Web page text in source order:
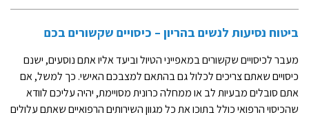
ביטוח נסיעות לנשים בהריון – כיסויים שקשורים בכם
מעבר לכיסויים שקשורים במאפייני הטיול וביעד אליו אתם נוסעים, ישנם
כיסויים שאתם צריכים לכלול גם בהתאם למצבכם האישי. כך למשל, אם
אתם סובלים מבעיות לב או ממחלה כרונית מסויימת, יהיה עליכם לוודא
שהכיסוי הרפואי כולל בתוכו את כל מגוון השירותים הרפואיים שאתם עלולים